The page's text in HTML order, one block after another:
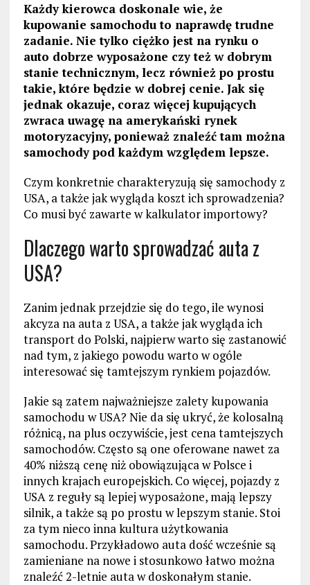
Każdy kierowca doskonale wie, że
kupowanie samochodu to naprawdę trudne
zadanie. Nie tylko ciężko jest na rynku o
auto dobrze wyposażone czy też w dobrym
stanie technicznym, lecz również po prostu
takie, które będzie w dobrej cenie. Jak się
jednak okazuje, coraz więcej kupujących
zwraca uwagę na amerykański rynek
motoryzacyjny, ponieważ znaleźć tam można
samochody pod każdym względem lepsze.
Czym konkretnie charakteryzują się samochody z
USA, a także jak wygląda koszt ich sprowadzenia?
Co musi być zawarte w kalkulator importowy?
Dlaczego warto sprowadzać auta z
USA?
Zanim jednak przejdzie się do tego, ile wynosi
akcyza na auta z USA, a także jak wygląda ich
transport do Polski, najpierw warto się zastanowić
nad tym, z jakiego powodu warto w ogóle
interesować się tamtejszym rynkiem pojazdów.
Jakie są zatem najważniejsze zalety kupowania
samochodu w USA? Nie da się ukryć, że kolosalną
różnicą, na plus oczywiście, jest cena tamtejszych
samochodów. Często są one oferowane nawet za
40% niższą cenę niż obowiązująca w Polsce i
innych krajach europejskich. Co więcej, pojazdy z
USA z reguły są lepiej wyposażone, mają lepszy
silnik, a także są po prostu w lepszym stanie. Stoi
za tym nieco inna kultura użytkowania
samochodu. Przykładowo auta dość wcześnie są
zamieniane na nowe i stosunkowo łatwo można
znaleźć 2-letnie auta w doskonałym stanie.